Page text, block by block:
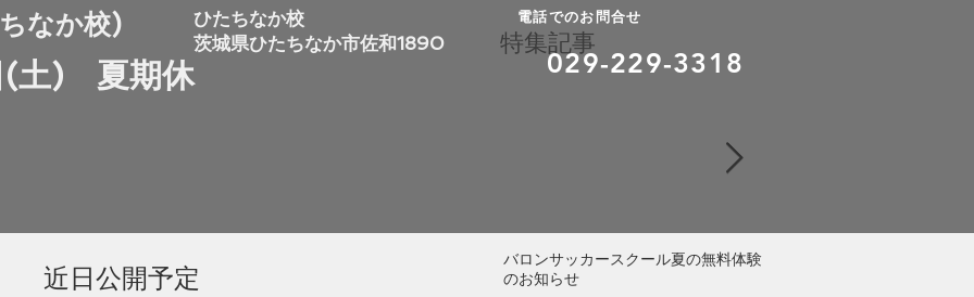
特集記事
近日公開予定
バロンサッカースクール夏の無料体験
のお知らせ
なか校)
​ひたちなか校
​茨城県ひたちなか市佐和1890
(土) 夏期休
電話でのお問合せ
​029-229-3318